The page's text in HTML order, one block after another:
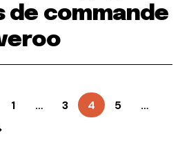
de commande
1 … 3 4 5
…